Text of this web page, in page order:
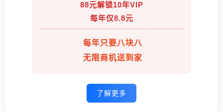
88元解锁10年VIP
每年仅8.8元
每年只要八块八
无限商机送到家
了解更多